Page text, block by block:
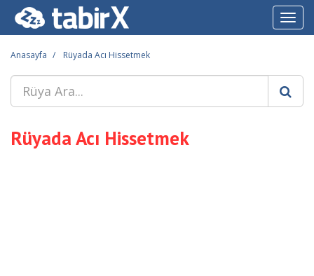
Anasayfa Rüyada Acı Hissetmek
Rüyada Acı Hissetmek